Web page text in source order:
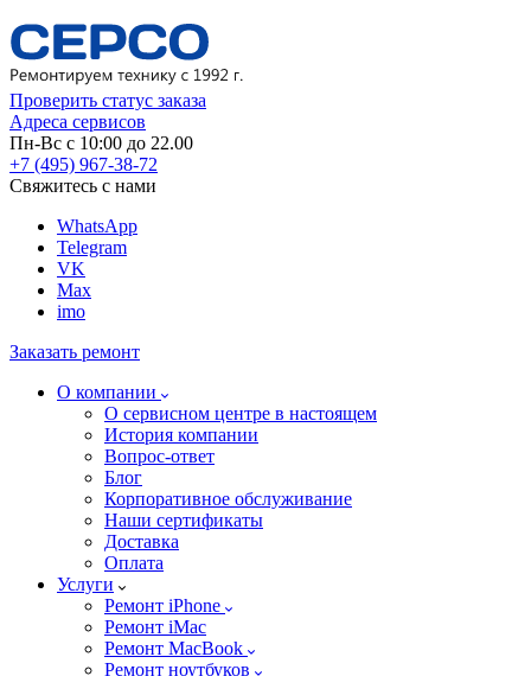
Проверить статус заказа
Адреса сервисов
Пн-Вс с 10:00 до 22.00
+7 (495) 967-38-72
Свяжитесь с нами
WhatsApp
Telegram
VK
Max
imo
Заказать ремонт
О компании
О сервисном центре в настоящем
История компании
Вопрос-ответ
Блог
Корпоративное обслуживание
Наши сертификаты
Доставка
Оплата
Услуги
Ремонт iPhone
Ремонт iMac
Ремонт MacBook
Ремонт ноутбуков